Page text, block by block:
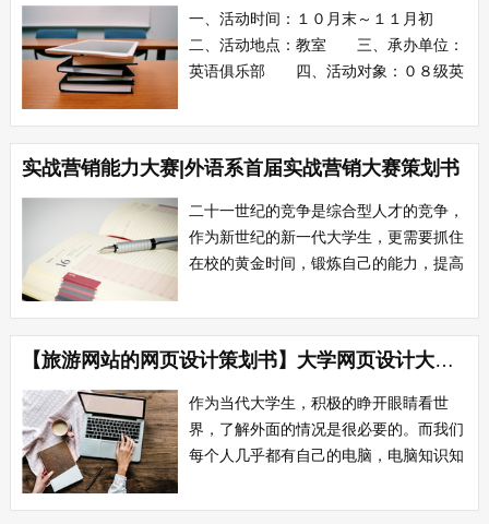
播。同时我们协会定期举行活动来充分展
示古老的安...
一、活动时间：１０月末～１１月初
二、活动地点：教室 三、承办单位：
英语俱乐部 四、活动对象：０８级英
营造良好上进的学习氛围，增强创新意
识，丰富学生的课余生活，通过学习，交
流，掌握更加丰富的教学方式和手段，更
好的栽培学生和更好的服务于教育事
业。 六、嘉...
实战营销能力大赛|外语系首届实战营销大赛策划书
二十一世纪的竞争是综合型人才的竞争，
作为新世纪的新一代大学生，更需要抓住
在校的黄金时间，锻炼自己的能力，提高
创业，整合社会资源，搭建项目和人才汇
集的平台，通过实战营销推动对大学生创
业技能的辅导和创业项目的服务，使他们
更新就业观念，增强动手能力，丰富工作
经验，以...
【旅游网站的网页设计策划书】大学网页设计大赛策划书
作为当代大学生，积极的睁开眼睛看世
界，了解外面的情况是很必要的。而我们
每个人几乎都有自己的电脑，电脑知识知
在网上无所事事。 为了将同学们的业